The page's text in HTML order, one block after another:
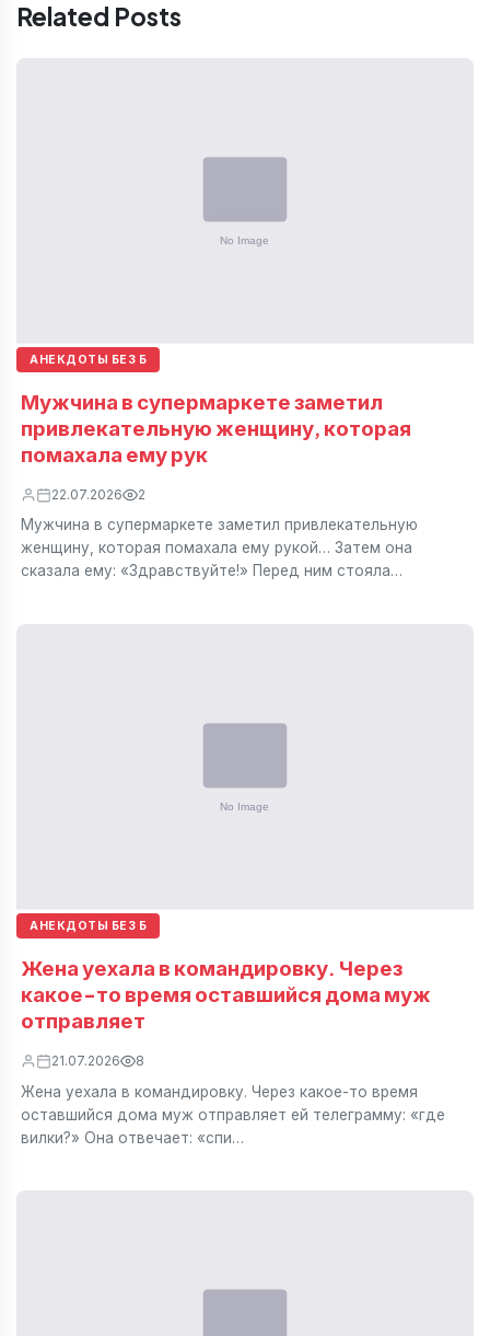
Related Posts
АНЕКДОТЫ БЕЗ Б
Мужчина в супермаркете заметил
привлекательную женщину, которая
помахала ему рук
22.07.2026 2
Мужчина в супермаркете заметил привлекательную
женщину, которая помахала ему рукой… Затем она
сказала ему: «Здравствуйте!» Перед ним стояла…
АНЕКДОТЫ БЕЗ Б
Жена уехала в командировку. Через
какое-то время оставшийся дома муж
отправляет
21.07.2026 8
Жена уехала в командировку. Через какое-то время
оставшийся дома муж отправляет ей телеграмму: «где
вилки?» Она отвечает: «спи…